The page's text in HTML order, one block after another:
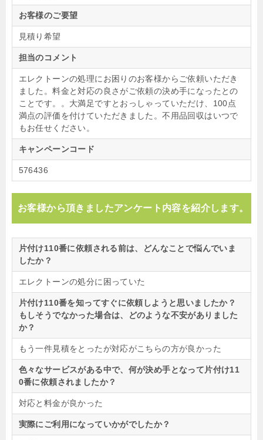
お客様のご要望
見積り希望
担当のコメント
エレクトーンの処理にお困りのお客様からご依頼いただき
ました。料金と対応の良さがご依頼の決め手になったとの
ことです。。大満足ですとおっしゃっていただけ、100点
満点の評価を付けていただきました。不用品回収はいつで
もお任せください。
キャンペーンコード
576436
お客様から頂きましたアンケート内容を紹介します。
片付け110番に依頼される前は、どんなことで悩んでいま
したか？
エレクトーンの処分に困っていた
片付け110番を知ってすぐに依頼しようと思いましたか？
もしそうでなかった場合は、どのような不安がありました
か？
もう一件見積をとったが対応がこちらの方が良かった
色々なサービスがある中で、何が決め手となって片付け11
0番に依頼されましたか？
対応と料金が良かった
実際にご利用になっていかがでしたか？